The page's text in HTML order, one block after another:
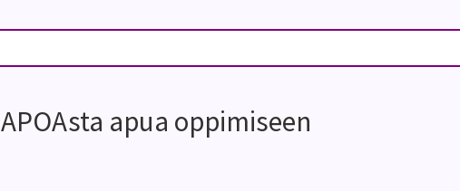
APOAsta apua oppimiseen